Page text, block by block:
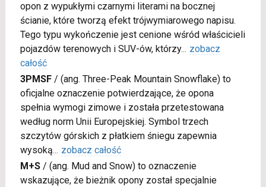
opon z wypukłymi czarnymi literami na bocznej
ścianie, które tworzą efekt trójwymiarowego napisu.
Tego typu wykończenie jest cenione wśród właścicieli
pojazdów terenowych i SUV-ów, którzy... zobacz
całość
3PMSF/ (ang. Three-Peak Mountain Snowflake) to
oficjalne oznaczenie potwierdzające, że opona
spełnia wymogi zimowe i została przetestowana
według norm Unii Europejskiej. Symbol trzech
szczytów górskich z płatkiem śniegu zapewnia
wysoką... zobacz całość
M+S/ (ang. Mud and Snow) to oznaczenie
wskazujące, że bieżnik opony został specjalnie